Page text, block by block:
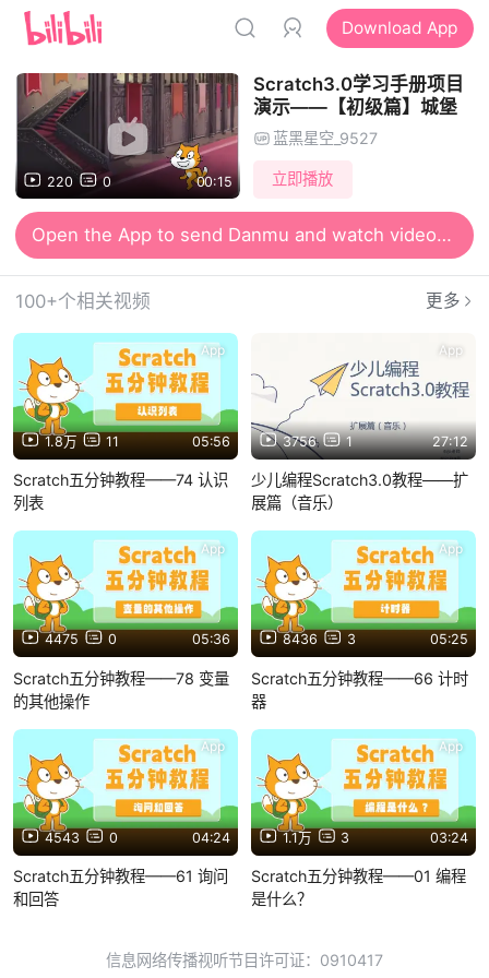
Download App
220 0 00:15
Scratch3.0学习手册项目
演示——【初级篇】城堡
蓝黑星空_9527
立即播放
Open the App to send Danmu and watch videos together
100+个相关视频 更多
1.8万 11 05:56
App
Scratch五分钟教程——74 认识
列表
3756 1 27:12
App
少儿编程Scratch3.0教程——扩
展篇（音乐）
4475 0 05:36
App
Scratch五分钟教程——78 变量
的其他操作
8436 3 05:25
App
Scratch五分钟教程——66 计时
器
4543 0 04:24
App
Scratch五分钟教程——61 询问
和回答
1.1万 3 03:24
App
Scratch五分钟教程——01 编程
是什么？
信息网络传播视听节目许可证：0910417